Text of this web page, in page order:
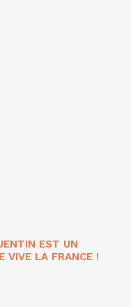
EST UN
VIVE LA FRANCE !